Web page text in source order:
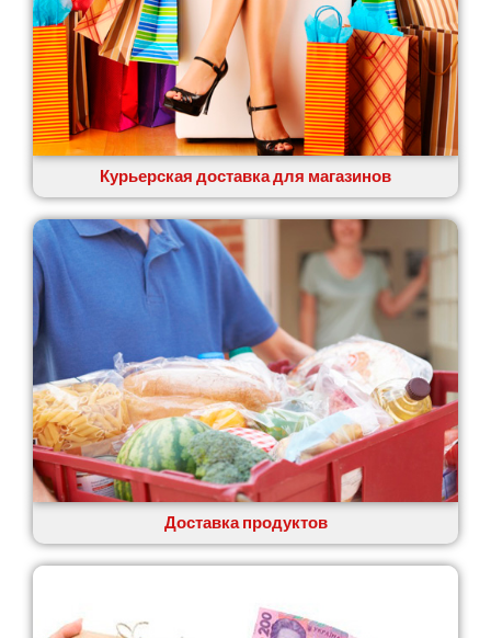
Курьерская доставка для магазинов
Доставка продуктов